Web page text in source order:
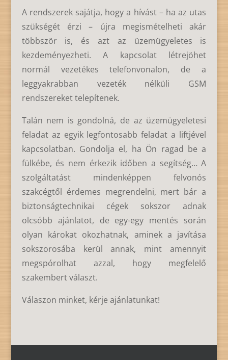
A rendszerek sajátja, hogy a hívást – ha az utas
szükségét érzi – újra megismételheti akár
többször is, és azt az üzemügyeletes is
kezdeményezheti. A kapcsolat létrejöhet
normál vezetékes telefonvonalon, de a
leggyakrabban vezeték nélküli GSM
rendszereket telepítenek.
Talán nem is gondolná, de az üzemügyeletesi
feladat az egyik legfontosabb feladat a liftjével
kapcsolatban. Gondolja el, ha Ön ragad be a
fülkébe, és nem érkezik időben a segítség… A
szolgáltatást mindenképpen felvonós
szakcégtől érdemes megrendelni, mert bár a
biztonságtechnikai cégek sokszor adnak
olcsóbb ajánlatot, de egy-egy mentés során
olyan károkat okozhatnak, aminek a javítása
sokszorosába kerül annak, mint amennyit
megspórolhat azzal, hogy megfelelő
szakembert választ.
Válaszon minket, kérje ajánlatunkat!